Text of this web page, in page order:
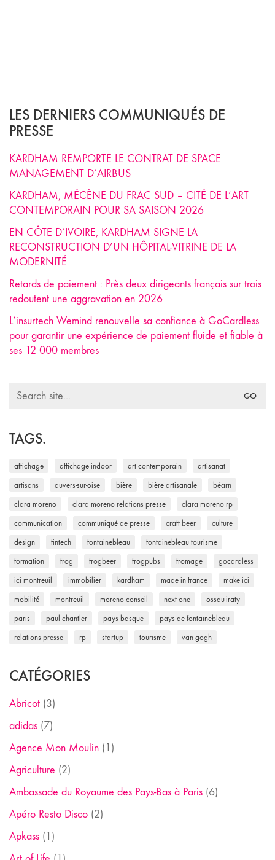
LES DERNIERS COMMUNIQUÉS DE
PRESSE
KARDHAM REMPORTE LE CONTRAT DE SPACE
MANAGEMENT D’AIRBUS
KARDHAM, MÉCÈNE DU FRAC SUD – CITÉ DE L’ART
CONTEMPORAIN POUR SA SAISON 2026
EN CÔTE D’IVOIRE, KARDHAM SIGNE LA
RECONSTRUCTION D’UN HÔPITAL-VITRINE DE LA
MODERNITÉ
Retards de paiement : Près deux dirigeants français sur trois
redoutent une aggravation en 2026
L’insurtech Wemind renouvelle sa confiance à GoCardless
pour garantir une expérience de paiement fluide et fiable à
ses 12 000 membres
Search
TAGS.
affichage affichage indoor art contemporain artisanat
artisans auvers-sur-oise bière bière artisanale béarn
clara moreno clara moreno relations presse clara moreno rp
communication communiqué de presse craft beer culture
design fintech fontainebleau fontainebleau tourisme
formation frog frogbeer frogpubs fromage gocardless
ici montreuil immobilier kardham made in france make ici
mobilité montreuil moreno conseil next one ossau-iraty
paris paul chantler pays basque pays de fontainebleau
relations presse rp startup tourisme van gogh
CATÉGORIES
Abricot (3)
adidas (7)
Agence Mon Moulin (1)
Agriculture (2)
Ambassade du Royaume des Pays-Bas à Paris (6)
Apéro Resto Disco (2)
Apkass (1)